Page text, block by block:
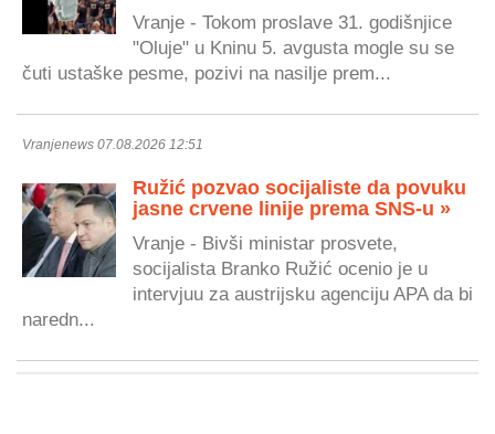
Vranje - Tokom proslave 31. godišnjice
"Oluje" u Kninu 5. avgusta mogle su se
čuti ustaške pesme, pozivi na nasilje prem...
Vranjenews 07.08.2026 12:51
Ružić pozvao socijaliste da povuku
jasne crvene linije prema SNS-u »
Vranje - Bivši ministar prosvete,
socijalista Branko Ružić ocenio je u
intervjuu za austrijsku agenciju APA da bi
naredn...